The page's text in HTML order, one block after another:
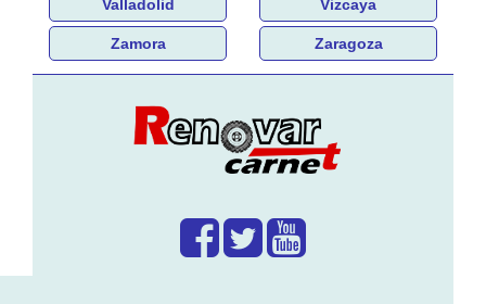
Valladolid Vizcaya
Zamora Zaragoza